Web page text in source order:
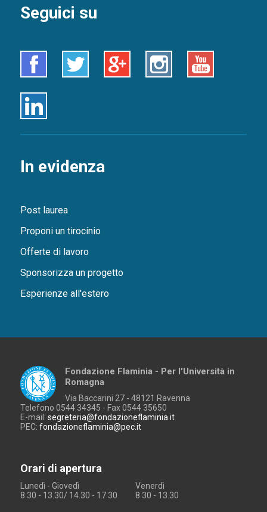
Seguici su
Facebook Twitter Google+ Instagram Youtube
Linkedin
In evidenza
Post laurea
Proponi un tirocinio
Offerte di lavoro
Sponsorizza un progetto
Esperienze all'estero
Fondazione Flaminia - Per l'Università in
Romagna
Via Baccarini 27 - 48121 Ravenna
Telefono 0544 34345 - Fax 0544 35650
E-mail:segreteria@fondazioneflaminia.it
PEC:fondazioneflaminia@pec.it
Orari di apertura
Lunedì - Giovedì
8.30 - 13.30/ 14.30 - 17.30
Venerdì
8.30 - 13.30